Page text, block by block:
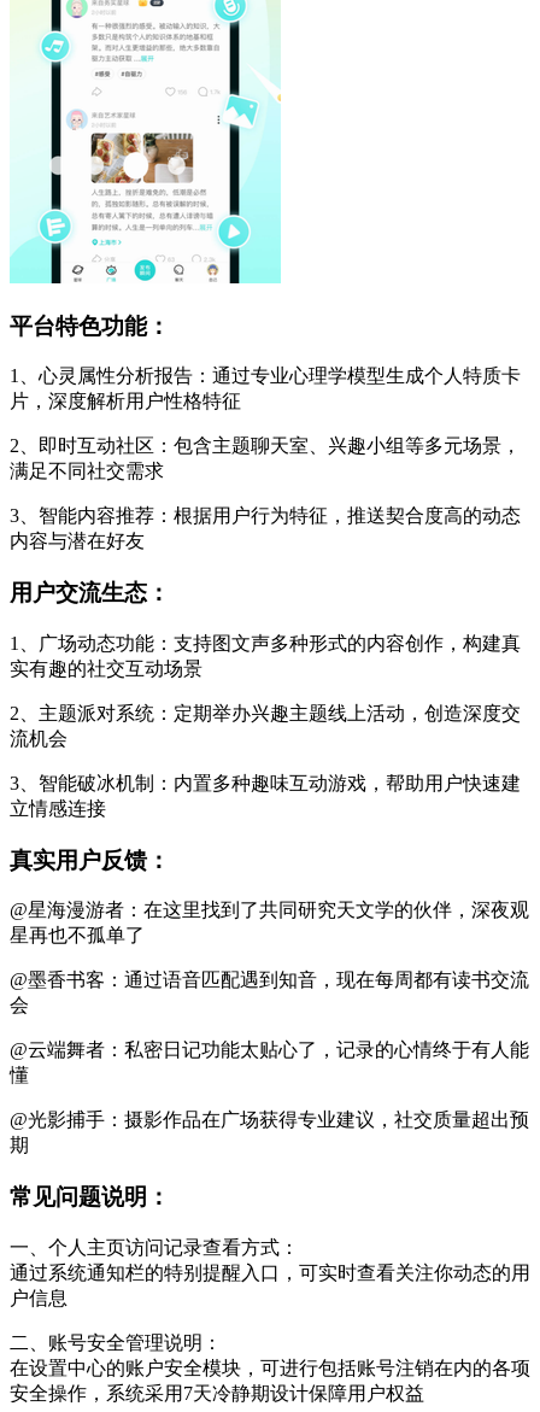
平台特色功能：
1、心灵属性分析报告：通过专业心理学模型生成个人特质卡
片，深度解析用户性格特征
2、即时互动社区：包含主题聊天室、兴趣小组等多元场景，
满足不同社交需求
3、智能内容推荐：根据用户行为特征，推送契合度高的动态
内容与潜在好友
用户交流生态：
1、广场动态功能：支持图文声多种形式的内容创作，构建真
实有趣的社交互动场景
2、主题派对系统：定期举办兴趣主题线上活动，创造深度交
流机会
3、智能破冰机制：内置多种趣味互动游戏，帮助用户快速建
立情感连接
真实用户反馈：
@星海漫游者：在这里找到了共同研究天文学的伙伴，深夜观
星再也不孤单了
@墨香书客：通过语音匹配遇到知音，现在每周都有读书交流
会
@云端舞者：私密日记功能太贴心了，记录的心情终于有人能
懂
@光影捕手：摄影作品在广场获得专业建议，社交质量超出预
期
常见问题说明：
一、个人主页访问记录查看方式：
通过系统通知栏的特别提醒入口，可实时查看关注你动态的用
户信息
二、账号安全管理说明：
在设置中心的账户安全模块，可进行包括账号注销在内的各项
安全操作，系统采用7天冷静期设计保障用户权益